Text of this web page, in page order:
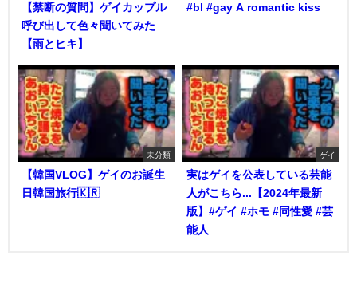
【禁断の質問】ゲイカップル
呼び出して色々聞いてみた
【雨とヒキ】
#bl #gay A romantic kiss
未分類
【韓国VLOG】ゲイのお誕生
日韓国旅行🇰🇷
ゲイ
実はゲイを公表している芸能
人がこちら...【2024年最新
版】#ゲイ #ホモ #同性愛 #芸
能人